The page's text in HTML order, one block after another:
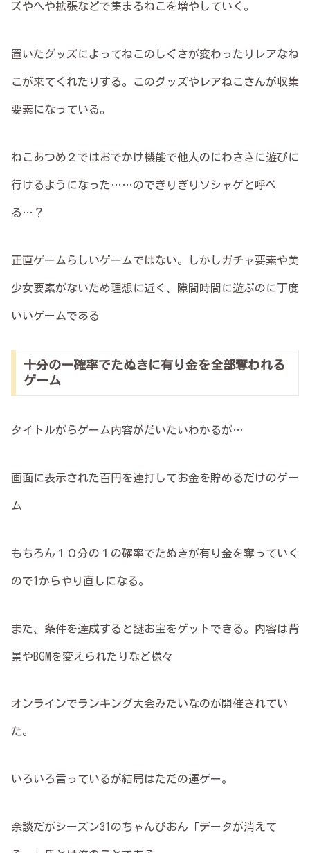
ズやへや拡張などで集まるねこを増やしていく。
置いたグッズによってねこのしぐさが変わったりレアなね
こが来てくれたりする。このグッズやレアねこさんが収集
要素になっている。
ねこあつめ２ではおでかけ機能で他人のにわさきに遊びに
行けるようになった……のでぎりぎりソシャゲと呼べ
る…？
正直ゲームらしいゲームではない。しかしガチャ要素や美
少女要素がないため理想に近く、隙間時間に遊ぶのに丁度
いいゲームである
十分の一確率でたぬきに有り金を全部奪われる
ゲーム
タイトルがらゲーム内容がだいたいわかるが…
画面に表示された百円を連打してお金を貯めるだけのゲー
ム
もちろん１０分の１の確率でたぬきが有り金を奪っていく
ので1からやり直しになる。
また、条件を達成すると謎お宝をゲットできる。内容は背
景やBGMを変えられたりなど様々
オンラインでランキング大会みたいなのが開催されてい
た。
いろいろ言っているが結局はただの運ゲー。
余談だがシーズン31のちゃんぴおん「データが消えて